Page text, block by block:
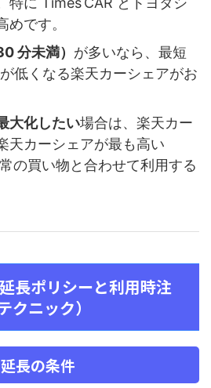
めです。
分未満） が多いなら、最短
低くなる楽天カーシェアがお
大化したい場合は、楽天カー
天カーシェアが最も高い
常の買い物と合わせて利用する
長ポリシーと利用時注
クニック）
長の条件